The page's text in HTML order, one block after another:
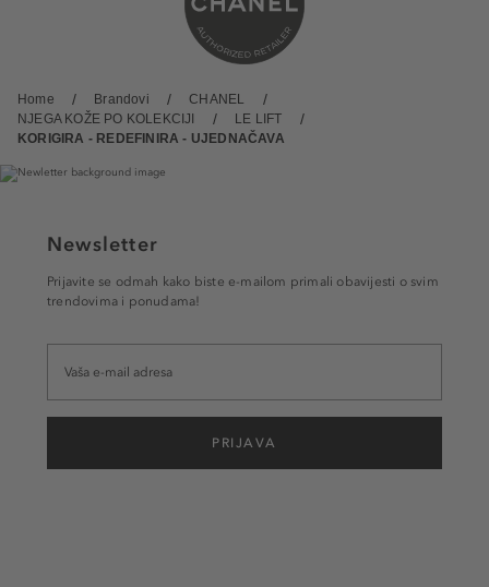
Home Brandovi
CHANEL
NJEGA KOŽE PO KOLEKCIJI
LE LIFT
KORIGIRA - REDEFINIRA - UJEDNAČAVA
Newsletter
Prijavite se odmah kako biste e-mailom primali obavijesti o svim
trendovima i ponudama!
PRIJAVA